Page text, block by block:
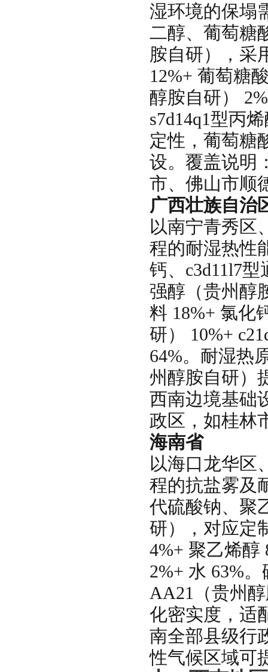
湿环境的保塌
二醇、葡萄糖
胺自研），采
12%+ 葡萄糖
醇胺自研）
s7d14q1型丙
定性，葡萄糖
设。覆盖说明
市、佛山市顺
广西壮族自治
以南宁青秀区
程的耐湿热性
钙、c3d11l7
强醇（贵州醇
料 18%+ 氯化
研） 10%+
64%。耐湿热
州醇胺自研）
西南边境基础
政区，如桂林
海南省
以海口龙华区
程的抗盐雾及
代硫酸钠、聚
研），对应定
4%+ 聚乙烯醇
2%+ 水 63%
AA21（贵州
化密实度，适
南全部县级行
性气候区域可